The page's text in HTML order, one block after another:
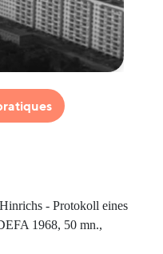
- Protokoll eines
1968, 50 mn.,